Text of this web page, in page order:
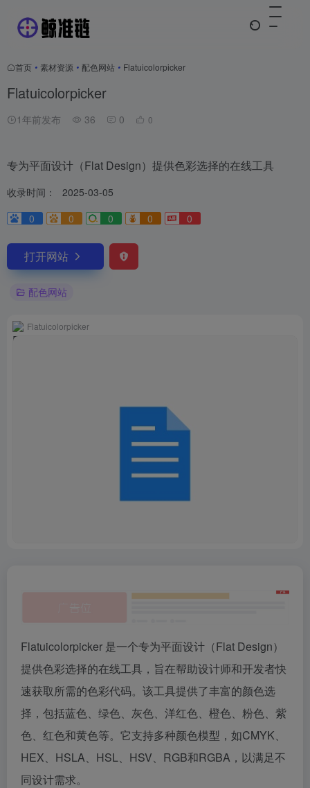
首页 • 素材资源 • 配色网站 • Flatuicolorpicker
Flatuicolorpicker
1年前发布 36 0 0
专为平面设计（Flat Design）提供色彩选择的在线工具
收录时间：
2025-03-05
0
0 0 0 0
打开网站
配色网站
Flatuicolorpicker
Flatuicolorpicker 是一个专为平面设计（Flat Design）
提供色彩选择的在线工具，旨在帮助设计师和开发者快
速获取所需的色彩代码。该工具提供了丰富的颜色选
择，包括蓝色、绿色、灰色、洋红色、橙色、粉色、紫
色、红色和黄色等。它支持多种颜色模型，如CMYK、
HEX、HSLA、HSL、HSV、RGB和RGBA，以满足不
同设计需求。